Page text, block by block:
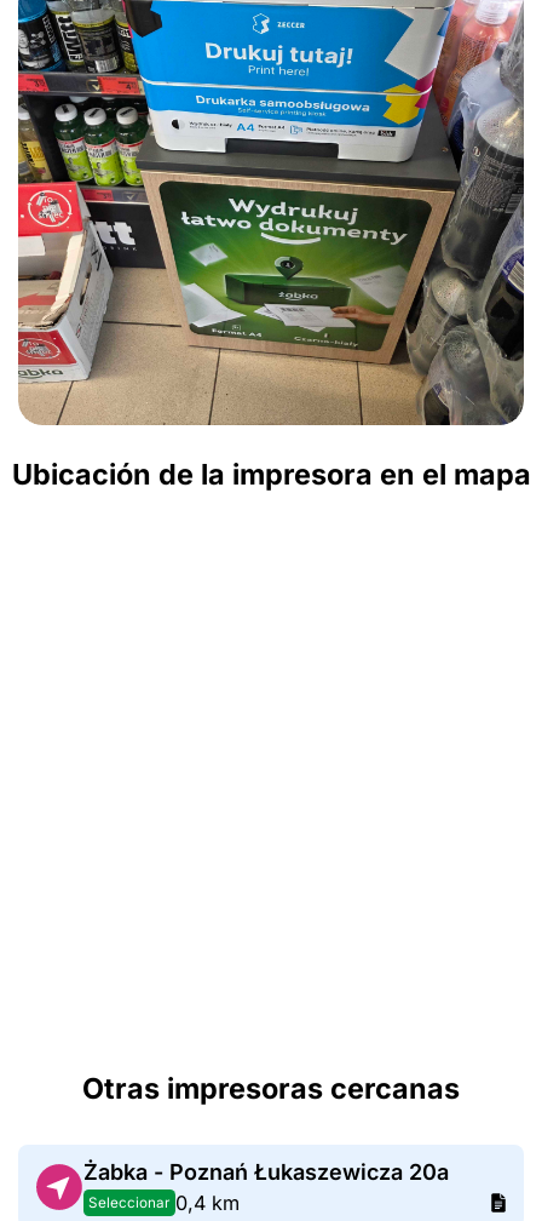
Ubicación de la impresora en el mapa
Otras impresoras cercanas
Żabka - Poznań Łukaszewicza 20a
Seleccionar 0,4 km